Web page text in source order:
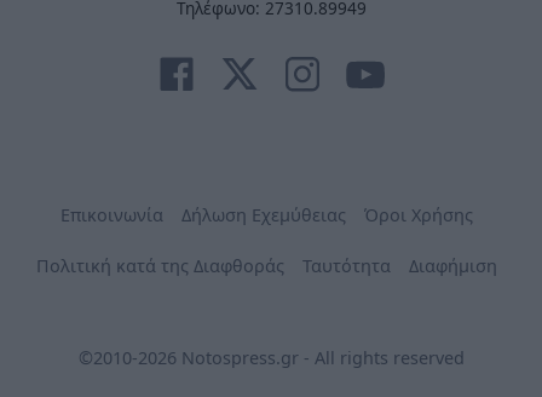
Τηλέφωνο: 27310.89949
Επικοινωνία Δήλωση Εχεμύθειας Όροι Χρήσης
Πολιτική κατά της Διαφθοράς Ταυτότητα Διαφήμιση
©2010-2026 Notospress.gr - All rights reserved